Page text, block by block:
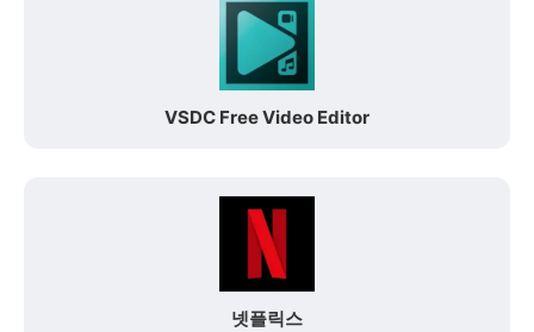
VSDC Free Video Editor
넷플릭스